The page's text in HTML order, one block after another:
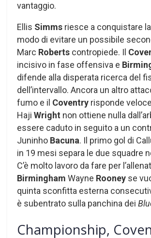
vantaggio.
Ellis Simms riesce a conquistare
modo di evitare un possibile
Marc Roberts contropiede. Il
incisivo in fase offensiva e
difende alla disperata ricerca del
dell’intervallo. Ancora un altro
fumo e il Coventry risponde
Haji Wright non ottiene nulla
essere caduto in seguito a un
Juninho Bacuna. Il primo gol di
in 19 mesi separa le due squadre
C’è molto lavoro da fare per
Birmingham Wayne Rooney se
quinta sconfitta esterna
è subentrato sulla panchina dei
Championship,